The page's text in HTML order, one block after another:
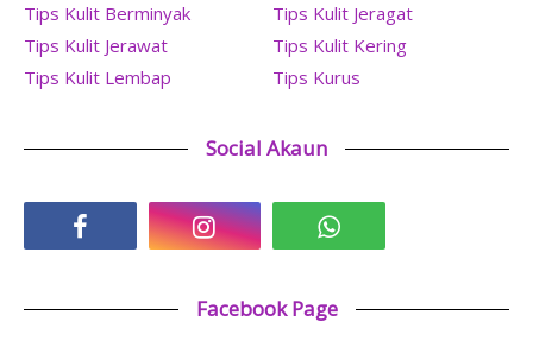
Tips Kulit Berminyak
Tips Kulit Jeragat
Tips Kulit Jerawat
Tips Kulit Kering
Tips Kulit Lembap
Tips Kurus
Social Akaun
Facebook Page